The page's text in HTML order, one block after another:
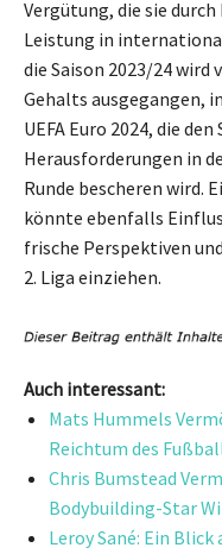
Vergütung, die sie
Leistung in
die Saison 2023/24 wird
Gehalts ausgegangen,
UEFA Euro 2024, die
Herausforderungen in
Runde bescheren wird.
könnte ebenfalls
frische Perspektiven
2. Liga einziehen.
Auch interessant:
Mats Hummels
Reichtum des
Chris Bumstead
Bodybuilding-Star
Leroy Sané: Ein